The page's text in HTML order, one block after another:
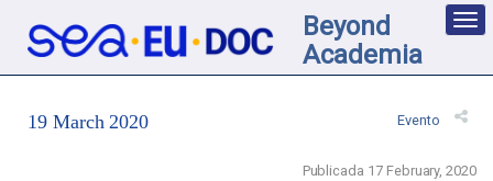
Beyond
Academia
Evento
19 March 2020
Publicada 17 February, 2020